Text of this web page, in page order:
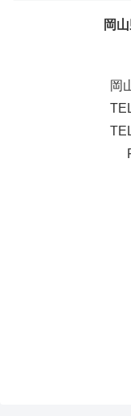
岡
岡